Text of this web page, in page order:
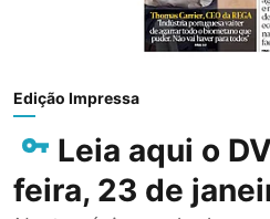
Edição Impressa
Leia aqui o
feira, 23 de